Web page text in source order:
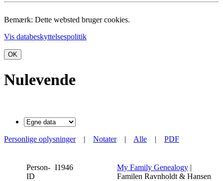
Bemærk: Dette websted bruger cookies.
Vis databeskyttelsespolitik
OK
Nulevende
Personlige oplysninger| Notater| Alle | PDF
Person-
ID
I1946 My Family Genealogy |
Familen Ravnholdt & Hansen